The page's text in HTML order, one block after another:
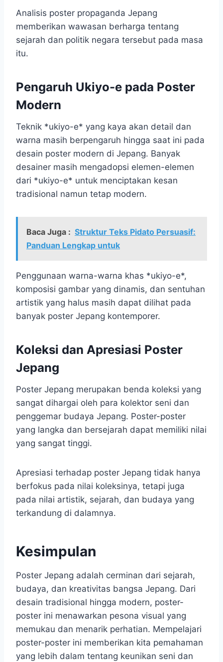
Analisis poster propaganda Jepang
memberikan wawasan berharga tentang
sejarah dan politik negara tersebut pada masa
itu.
Pengaruh Ukiyo-e pada Poster
Modern
Teknik *ukiyo-e* yang kaya akan detail dan
warna masih berpengaruh hingga saat ini pada
desain poster modern di Jepang. Banyak
desainer masih mengadopsi elemen-elemen
dari *ukiyo-e* untuk menciptakan kesan
tradisional namun tetap modern.
Baca Juga : Struktur Teks Pidato Persuasif:
Panduan Lengkap untuk
Penggunaan warna-warna khas *ukiyo-e*,
komposisi gambar yang dinamis, dan sentuhan
artistik yang halus masih dapat dilihat pada
banyak poster Jepang kontemporer.
Koleksi dan Apresiasi Poster
Jepang
Poster Jepang merupakan benda koleksi yang
sangat dihargai oleh para kolektor seni dan
penggemar budaya Jepang. Poster-poster
yang langka dan bersejarah dapat memiliki nilai
yang sangat tinggi.
Apresiasi terhadap poster Jepang tidak hanya
berfokus pada nilai koleksinya, tetapi juga
pada nilai artistik, sejarah, dan budaya yang
terkandung di dalamnya.
Kesimpulan
Poster Jepang adalah cerminan dari sejarah,
budaya, dan kreativitas bangsa Jepang. Dari
desain tradisional hingga modern, poster-
poster ini menawarkan pesona visual yang
memukau dan menarik perhatian. Mempelajari
poster-poster ini memberikan kita pemahaman
yang lebih dalam tentang keunikan seni dan